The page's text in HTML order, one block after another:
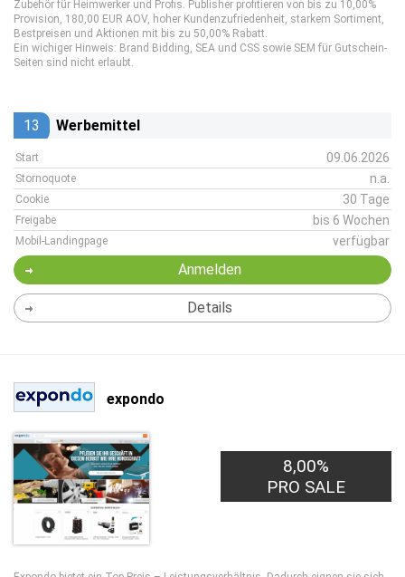
Zubehör für Heimwerker und Profis. Publisher profitieren von bis zu 10,00%
Provision, 180,00 EUR AOV, hoher Kundenzufriedenheit, starkem Sortiment,
Bestpreisen und Aktionen mit bis zu 50,00% Rabatt.
Ein wichiger Hinweis: Brand Bidding, SEA und CSS sowie SEM für Gutschein-
Seiten sind nicht erlaubt.
13 Werbemittel
Start 09.06.2026
Stornoquote n.a.
Cookie 30 Tage
Freigabe bis 6 Wochen
Mobil-Landingpage verfügbar
Anmelden
Details
expondo
8,00%
PRO SALE